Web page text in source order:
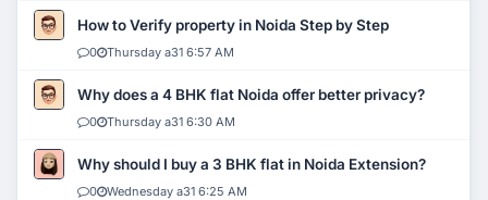
How to Verify property in Noida Step by Step
0 Thursday a31 6:57 AM
Why does a 4 BHK flat Noida offer better privacy?
0 Thursday a31 6:30 AM
Why should I buy a 3 BHK flat in Noida Extension?
0 Wednesday a31 6:25 AM